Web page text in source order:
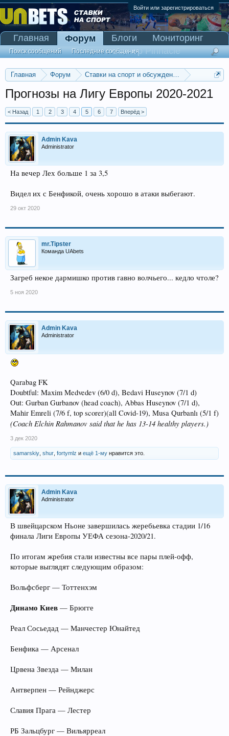
Войти или зарегистрироваться
Главная Форум
Ставки на спорт и обсуждение спортивных
Прогнозы на Лигу Европы 2020-2021
< Назад 1 2 3 4 5 6 7 Вперёд >
Admin Kava
Administrator
На вечер Лех больше 1 за 3,5
Видел их с Бенфикой, очень хорошо в атаки выбегают.
29 окт 2020
mr.Tipster
Команда UAbets
Загреб некое дармишко против гавно волчьего... кедло чтоле?
5 ноя 2020
Admin Kava
Administrator
Qarabag FK
Doubtful: Maxim Medvedev (6/0 d), Bedavi Huseynov (7/1 d)
Out: Gurban Gurbanov (head coach), Abbas Huseynov (7/1 d),
Mahir Emreli (7/6 f, top scorer)(all Covid-19), Musa Qurbanlı (5/1 f)
(Coach Elchin Rahmanov said that he has 13-14 healthy players.)
3 дек 2020
samarskiy shur fortymlz и ещё 1-му нравится это.
Admin Kava
Administrator
В швейцарском Ньоне завершилась жеребьевка стадии 1/16
финала Лиги Европы УЕФА сезона-2020/21.
По итогам жребия стали известны все пары плей-офф,
которые выглядят следующим образом:
Вольфсберг — Тоттенхэм
Динамо Киев — Брюгге
Реал Сосьедад — Манчестер Юнайтед
Бенфика — Арсенал
Црвена Звезда — Милан
Антверпен — Рейнджерс
Славия Прага — Лестер
РБ Зальцбург — Вильярреал
Главная Форум
Поиск сообщений Последние сообщения
Блоги
Мониторинг
Сканер Pinnacle